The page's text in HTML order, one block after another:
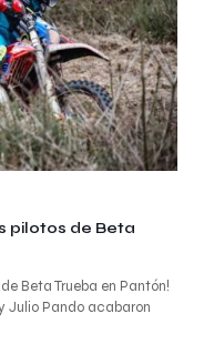
pilotos de Beta
Beta Trueba en Pantón!
Julio Pando acabaron